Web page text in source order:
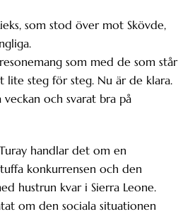
som stod över mot Skövde,
som med de som står
lite steg för steg. Nu är de klara.
och svarat bra på
handlar det om en
konkurrensen och den
hustrun kvar i Sierra Leone.
om den sociala situationen